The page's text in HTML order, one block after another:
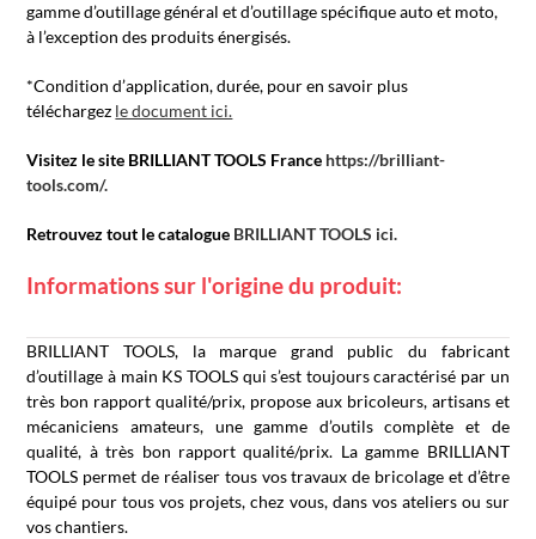
gamme d’outillage général et d’outillage spécifique auto et moto,
à l’exception des produits énergisés.
*Condition d’application, durée, pour en savoir plus
téléchargez le document ici.
Visitez le site BRILLIANT TOOLS France https://brilliant-
tools.com/.
Retrouvez tout le catalogue BRILLIANT TOOLS ici.
Informations sur l'origine du produit:
BRILLIANT TOOLS, la marque grand public du fabricant
d’outillage à main KS TOOLS qui s’est toujours caractérisé par un
très bon rapport qualité/prix, propose aux bricoleurs, artisans et
mécaniciens amateurs, une gamme d’outils complète et de
qualité, à très bon rapport qualité/prix. La gamme BRILLIANT
TOOLS permet de réaliser tous vos travaux de bricolage et d’être
équipé pour tous vos projets, chez vous, dans vos ateliers ou sur
vos chantiers.